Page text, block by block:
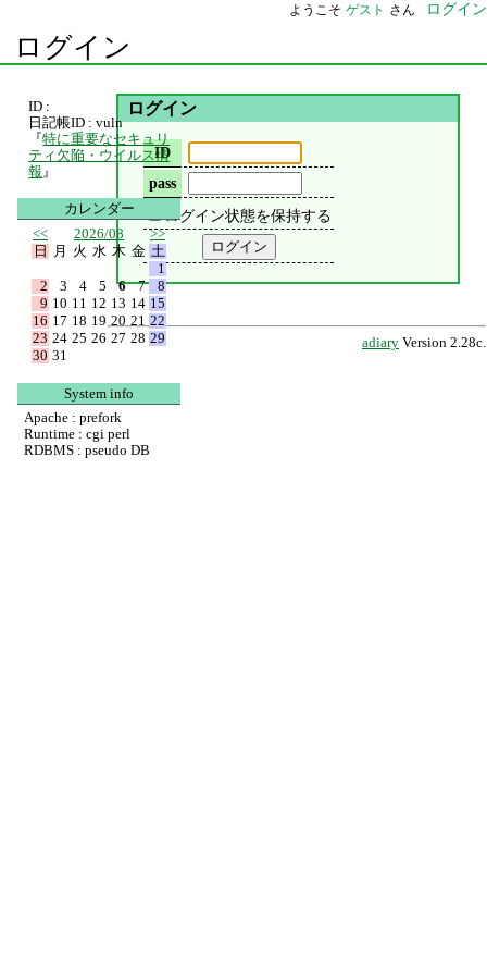
ようこそ ゲスト さん ログイン
ログイン
ログイン
ID
pass
ログイン状態を保持する
adiary Version 2.28c.
ID :
日記帳ID : vuln
『特に重要なセキュリ
ティ欠陥・ウイルス情
報 』
カレンダー
<<
2026/08
>>
日
月 火 水 木 金 土
1
2
3 4 5 6 7
8
9 10 11 12 13 14 15
16 17 18 19 20 21 22
23 24 25 26 27 28 29
30 31
System info
Apache : prefork
Runtime : cgi perl
RDBMS : pseudo DB